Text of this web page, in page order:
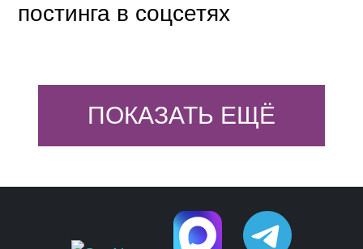
постинга в соцсетях
ПОКАЗАТЬ ЕЩЁ